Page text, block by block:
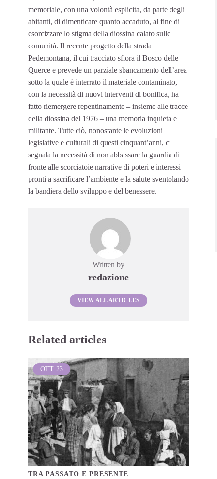
memoriale, con una volontà esplicita, da parte degli
abitanti, di dimenticare quanto accaduto, al fine di
esorcizzare lo stigma della diossina calato sulle
comunità. Il recente progetto della strada
Pedemontana, il cui tracciato sfiora il Bosco delle
Querce e prevede un parziale sbancamento dell’area
sotto la quale è interrato il materiale contaminato,
con la necessità di nuovi interventi di bonifica, ha
fatto riemergere repentinamente – insieme alle tracce
della diossina del 1976 – una memoria inquieta e
militante. Tutte ciò, nonostante le evoluzioni
legislative e culturali di questi cinquant’anni, ci
segnala la necessità di non abbassare la guardia di
fronte alle scorciatoie narrative di poteri e interessi
pronti a sacrificare l’ambiente e la salute sventolando
la bandiera dello sviluppo e del benessere.
Written by
redazione
VIEW ALL ARTICLES
Related articles
OTT 23
TRA PASSATO E PRESENTE